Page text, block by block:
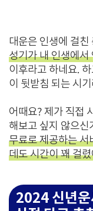
대운은 인생에 걸친
성기가 내 인생에서
이후라고 하네요.
이 뒷받침 되는 시
어때요? 제가 직접
해보고 싶지 않으신
무료로 제공하는 서
데도 시간이 꽤 걸
2024 신년운